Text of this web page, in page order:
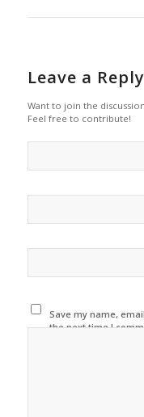
Leave a Reply
Want to join the
Feel free to contribute!
Save my name,
the next time I